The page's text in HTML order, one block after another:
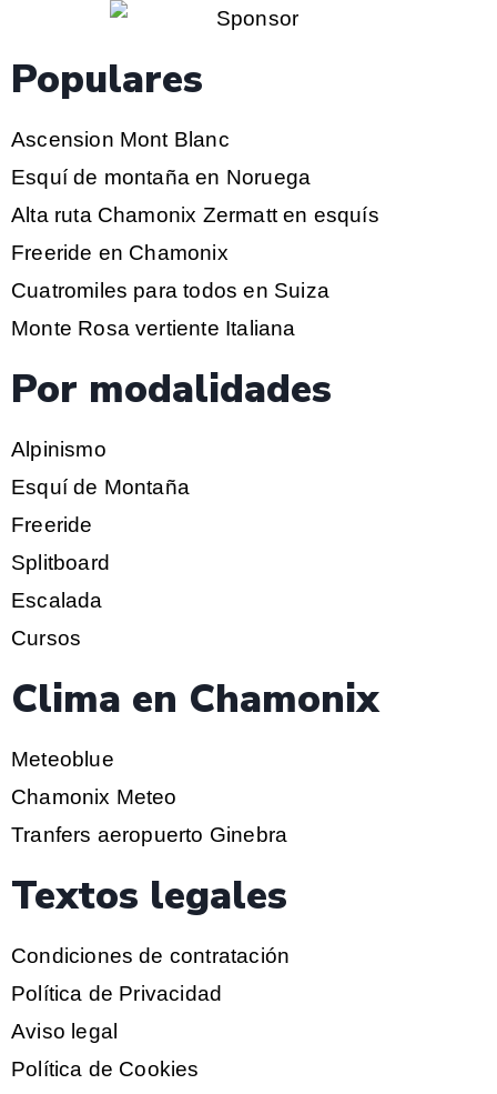
Populares
Ascension Mont Blanc
Esquí de montaña en Noruega
Alta ruta Chamonix Zermatt en esquís
Freeride en Chamonix
Cuatromiles para todos en Suiza
Monte Rosa vertiente Italiana
Por modalidades
Alpinismo
Esquí de Montaña
Freeride
Splitboard
Escalada
Cursos
Clima en Chamonix
Meteoblue
Chamonix Meteo
Tranfers aeropuerto Ginebra
Textos legales
Condiciones de contratación
Política de Privacidad
Aviso legal
Política de Cookies